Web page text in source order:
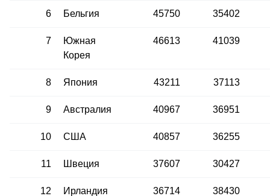
6 Бельгия 45750 35402
7
Южная
Корея
46613 41039
8 Япония 43211 37113
9 Австралия 40967 36951
10 США 40857 36255
11 Швеция 37607 30427
12 Ирландия 36714 38430